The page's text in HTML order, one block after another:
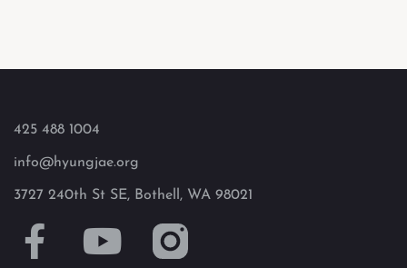
425 488 1004
info@hyungjae.org
3727 240th St SE, Bothell, WA 98021